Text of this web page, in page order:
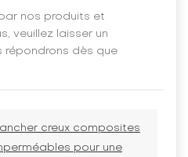
nos produits et
veuillez laisser un
répondrons dès que
creux composites
pour une